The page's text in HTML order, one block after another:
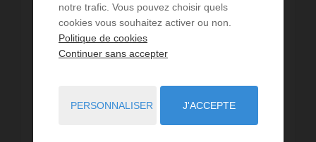
notre trafic. Vous pouvez choisir quels
cookies vous souhaitez activer ou non.
Politique de cookies
Continuer sans accepter
PERSONNALISER J'ACCEPTE